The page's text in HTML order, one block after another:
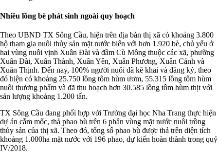
Nhiều lồng bè phát sinh ngoài quy hoạch
Theo UBND TX Sông Cầu, hiện trên địa bàn thị xã có khoảng 3.800
hộ tham gia nuôi thủy sản mặt nước biển với hơn 1.920 bè, chủ yếu ở
hai vùng nuôi vịnh Xuân Đài và đầm Cù Mông thuộc các xã, phường
Xuân Đài, Xuân Thành, Xuân Yên, Xuân Phương, Xuân Cảnh và
Xuân Thịnh. Đến nay, 100% người nuôi đã kê khai và đăng ký, theo
đó hiện có khoảng 25.750 lồng tôm hùm ươm, 55.315 lồng tôm hùm
nuôi thương phẩm và đã thu hoạch hơn 30.585 lồng tôm hùm thịt với
sản lượng khoảng 1.200 tấn.
TX Sông Cầu đang phối hợp với Trường đại học Nha Trang thực hiện
dự án cắm mốc, thả phao bù trên 6 phân vùng mặt nước nuôi trồng
thủy sản của thị xã. Theo đó, tổng số phao bù được thả trên diện tích
khoảng 1.000ha mặt nước với 196 phao, dự kiến hoàn thành trong quý
IV/2018.